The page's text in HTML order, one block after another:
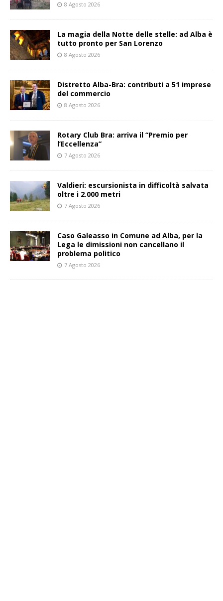
8 Agosto 2026
La magia della Notte delle stelle: ad Alba è
tutto pronto per San Lorenzo
8 Agosto 2026
Distretto Alba-Bra: contributi a 51 imprese
del commercio
8 Agosto 2026
Rotary Club Bra: arriva il “Premio per
l’Eccellenza”
7 Agosto 2026
Valdieri: escursionista in difficoltà salvata
oltre i 2.000 metri
7 Agosto 2026
Caso Galeasso in Comune ad Alba, per la
Lega le dimissioni non cancellano il
problema politico
7 Agosto 2026